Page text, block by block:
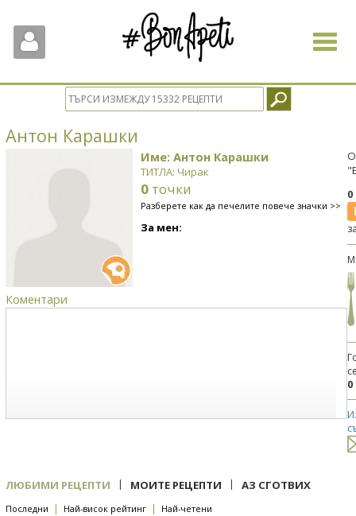
Toggle
Антон Карашки
Име: Антон Карашки
ТИТЛА: Чирак
0 точки
Разберете как да печелите повече значки >>
За мен:
Коментари
0
ЛЮБИМИ РЕЦЕПТИ | МОИТЕ РЕЦЕПТИ | АЗ СГОТВИХ
Последни | Най-висок рейтинг | Най-четени